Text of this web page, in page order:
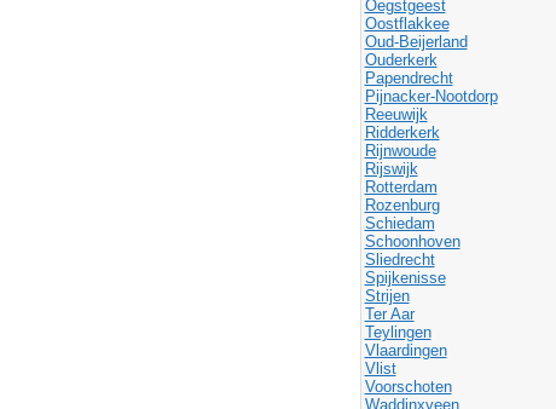
Oegstgeest
Oostflakkee
Oud-Beijerland
Ouderkerk
Papendrecht
Pijnacker-Nootdorp
Reeuwijk
Ridderkerk
Rijnwoude
Rijswijk
Rotterdam
Rozenburg
Schiedam
Schoonhoven
Sliedrecht
Spijkenisse
Strijen
Ter Aar
Teylingen
Vlaardingen
Vlist
Voorschoten
Waddinxveen